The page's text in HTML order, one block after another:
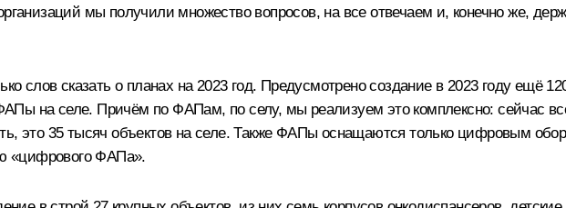
мы получили множество вопросов, на все отвечаем и, конечно же,
слов сказать о планах на 2023 год. Предусмотрено создание в 2023 году ещё
на селе. Причём по ФАПам, по селу, мы реализуем это комплексно: сейчас
это 35 тысяч объектов на селе. Также ФАПы оснащаются только цифровым
«цифрового ФАПа».